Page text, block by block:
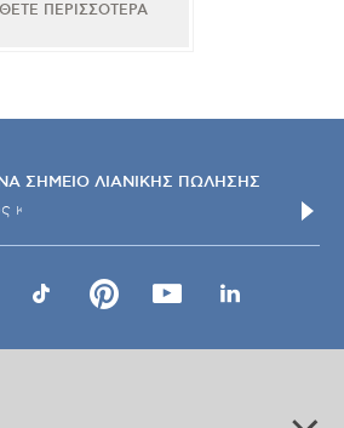
ΠΕΡΙΣΣΟΤΕΡΑ
ΣΗΜΕΙΟ ΛΙΑΝΙΚΗΣ ΠΩΛΗΣΗΣ